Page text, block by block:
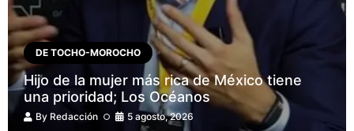
DE TOCHO-MOROCHO
Hijo de la mujer más rica de México tiene
una prioridad; Los Océanos
By Redacción 5 agosto, 2026